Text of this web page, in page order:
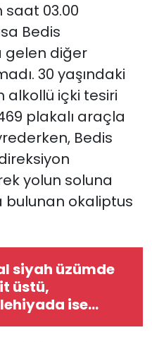
03.00
Bedis
gelen diğer
30 yaşındaki
alkollü içki tesiri
plakalı araçla
Bedis
yolun soluna
bulunan okaliptus
siyah üzümde
üstü,
ise
dışı bitki